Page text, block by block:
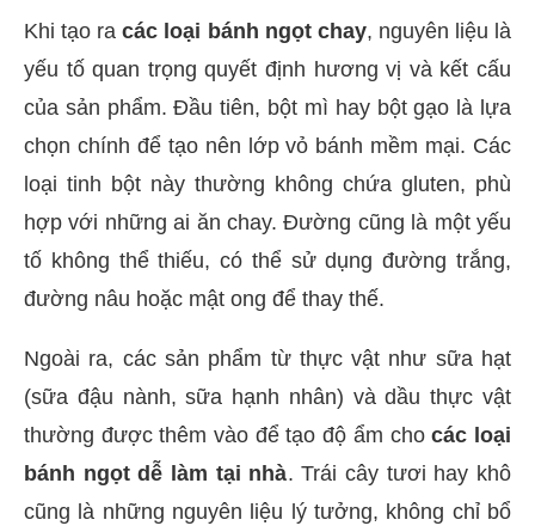
Khi tạo racác loại bánh ngọt chay, nguyên liệu là
yếu tố quan trọng quyết định hương vị và kết cấu
của sản phẩm. Đầu tiên, bột mì hay bột gạo là lựa
chọn chính để tạo nên lớp vỏ bánh mềm mại. Các
loại tinh bột này thường không chứa gluten, phù
hợp với những ai ăn chay. Đường cũng là một yếu
tố không thể thiếu, có thể sử dụng đường trắng,
đường nâu hoặc mật ong để thay thế.
Ngoài ra, các sản phẩm từ thực vật như sữa hạt
(sữa đậu nành, sữa hạnh nhân) và dầu thực vật
thường được thêm vào để tạo độ ẩm chocác loại
bánh ngọt dễ làm tại nhà. Trái cây tươi hay khô
cũng là những nguyên liệu lý tưởng, không chỉ bổ